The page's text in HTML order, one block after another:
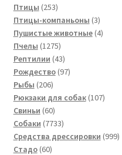
товаров
Птицы 253253
товара
Птицы-компаньоны 33
товара
Пушистые животные 44
Пчелы 12751275
товаров
Рептилии 4343
товара
Рождество 9797
Рыбы 206206
товаров
Рюкзаки для собак 107107
Свиньи 6060
товаров
Собаки 77337733
товара
Средства дрессировки 999
Стадо 6060